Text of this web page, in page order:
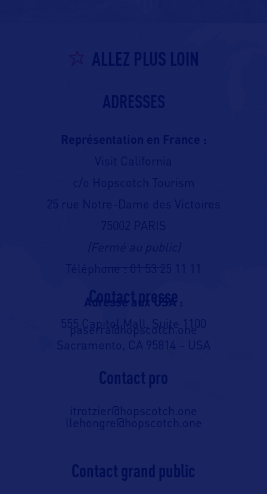
ALLEZ PLUS LOIN
ADRESSES
Représentation en France :
c/o Hopscotch Tourism
25 rue Notre-Dame des Victoires
75002 PARIS
(Fermé au public)
Adresse aux USA :
555 Capitol Mall, Suite 1100
Sacramento, CA 95814 – USA
Contact presse
paserra@hopscotch.one
Contact pro
itrotzier@hopscotch.one
llehongre@hopscotch.one
Contact grand public